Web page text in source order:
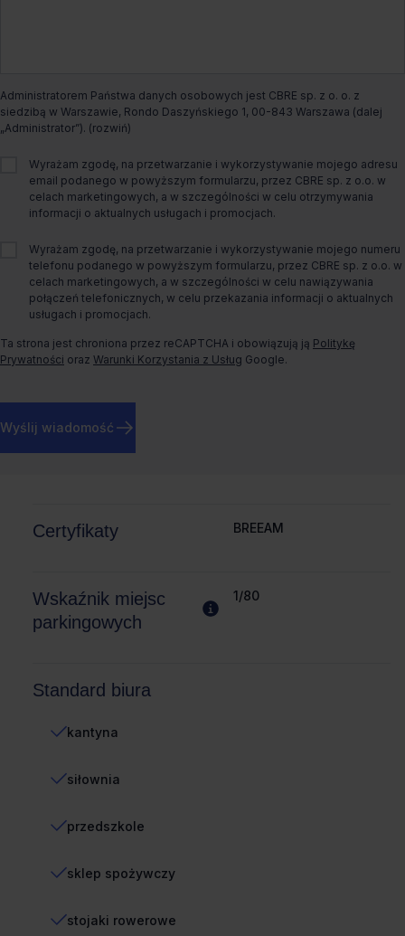
Dostępny od Od zaraz
Status budynku Istniejący
Rodzaj biura Tradycyjne
Rok budowy 2011
W tym obiekcie dostępne są także inne formy
Co-Work
Certyfikaty BREEAM
Wskaźnik miejsc
parkingowych
1/80
Standard biura
kantyna
siłownia
przedszkole
sklep spożywczy
stojaki rowerowe
Administratorem Państwa danych osobowych jest CBRE sp. z o. o. z
siedzibą w Warszawie, Rondo Daszyńskiego 1, 00-843 Warszawa (dalej
„Administrator”).
Wyrażam zgodę, na przetwarzanie i wykorzystywanie mojego adresu
email podanego w powyższym formularzu, przez CBRE sp. z o.o. w
celach marketingowych, a w szczególności w celu otrzymywania
informacji o aktualnych usługach i promocjach.
Wyrażam zgodę, na przetwarzanie i wykorzystywanie mojego numeru
telefonu podanego w powyższym formularzu, przez CBRE sp. z o.o. w
celach marketingowych, a w szczególności w celu nawiązywania
połączeń telefonicznych, w celu przekazania informacji o aktualnych
usługach i promocjach.
Ta strona jest chroniona przez reCAPTCHA i obowiązują ją Politykę
Prywatności oraz Warunki Korzystania z Usług Google.
Wyślij wiadomość